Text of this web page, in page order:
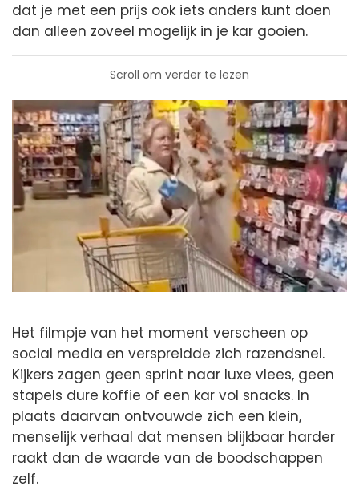
dat je met een prijs ook iets anders kunt doen
dan alleen zoveel mogelijk in je kar gooien.
Scroll om verder te lezen
Het filmpje van het moment verscheen op
social media en verspreidde zich razendsnel.
Kijkers zagen geen sprint naar luxe vlees, geen
stapels dure koffie of een kar vol snacks. In
plaats daarvan ontvouwde zich een klein,
menselijk verhaal dat mensen blijkbaar harder
raakt dan de waarde van de boodschappen
zelf.